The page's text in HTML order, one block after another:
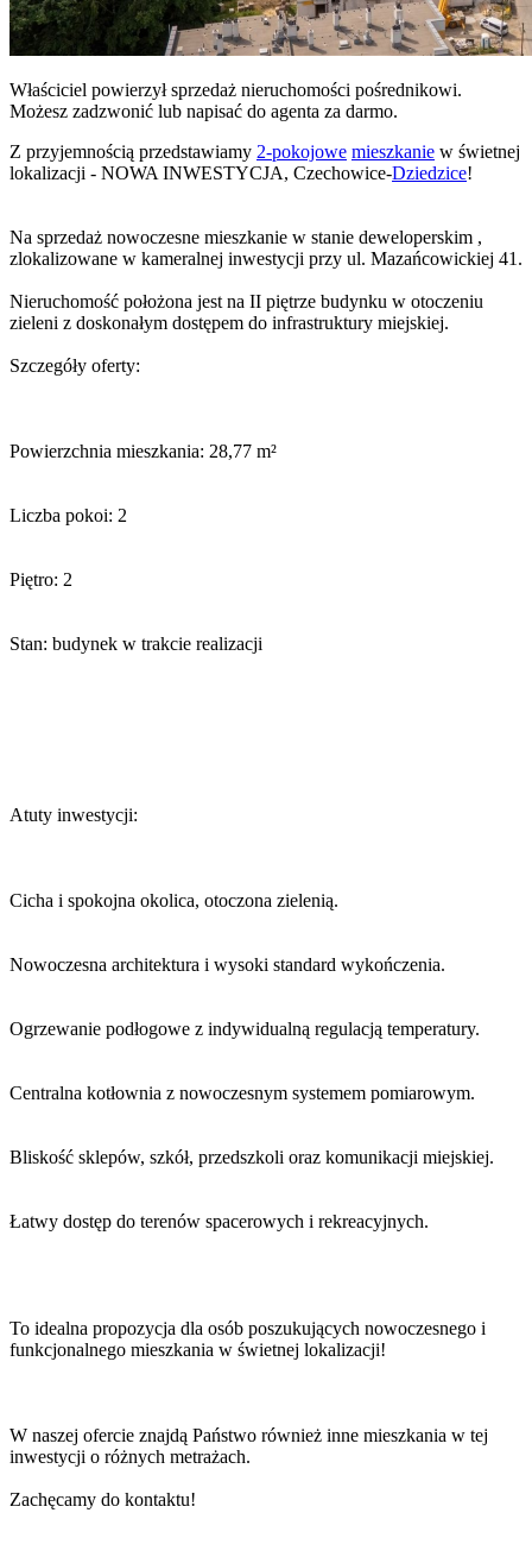
Właściciel powierzył sprzedaż nieruchomości pośrednikowi.
Możesz zadzwonić lub napisać do agenta za darmo.
Z przyjemnością przedstawiamy 2-pokojowe mieszkanie w świetnej
lokalizacji - NOWA INWESTYCJA, Czechowice-Dziedzice!
Na sprzedaż nowoczesne mieszkanie w stanie deweloperskim ,
zlokalizowane w kameralnej inwestycji przy ul. Mazańcowickiej 41.
Nieruchomość położona jest na II piętrze budynku w otoczeniu
zieleni z doskonałym dostępem do infrastruktury miejskiej.
Szczegóły oferty:
Powierzchnia mieszkania: 28,77 m²
Liczba pokoi: 2
Piętro: 2
Stan: budynek w trakcie realizacji
Atuty inwestycji:
Cicha i spokojna okolica, otoczona zielenią.
Nowoczesna architektura i wysoki standard wykończenia.
Ogrzewanie podłogowe z indywidualną regulacją temperatury.
Centralna kotłownia z nowoczesnym systemem pomiarowym.
Bliskość sklepów, szkół, przedszkoli oraz komunikacji miejskiej.
Łatwy dostęp do terenów spacerowych i rekreacyjnych.
To idealna propozycja dla osób poszukujących nowoczesnego i
funkcjonalnego mieszkania w świetnej lokalizacji!
W naszej ofercie znajdą Państwo również inne mieszkania w tej
inwestycji o różnych metrażach.
Zachęcamy do kontaktu!